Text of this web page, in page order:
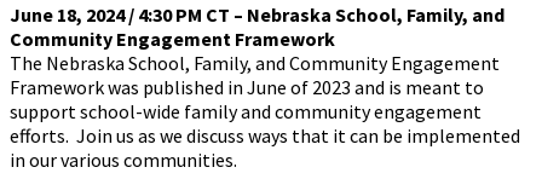
June 18, 2024 / 4:30 PM CT – Nebraska School, Family, and
Community Engagement Framework
The Nebraska School, Family, and Community Engagement
Framework was published in June of 2023 and is meant to
support school-wide family and community engagement
efforts. Join us as we discuss ways that it can be implemented
in our various communities.